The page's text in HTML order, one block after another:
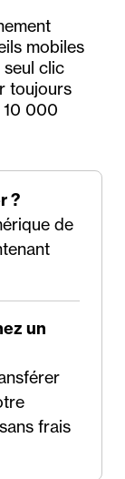
mobiles
clic
toujours
10 000
?
de
un
frais